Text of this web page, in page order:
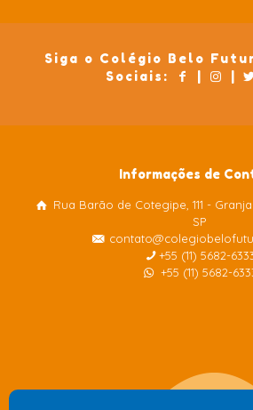
Siga o Colégio Belo
Sociais:
Informações de
Rua Barão de Cotegipe, 111 -
SP
+55 (11) 5682-
+55 (11) 5682-
Colégio